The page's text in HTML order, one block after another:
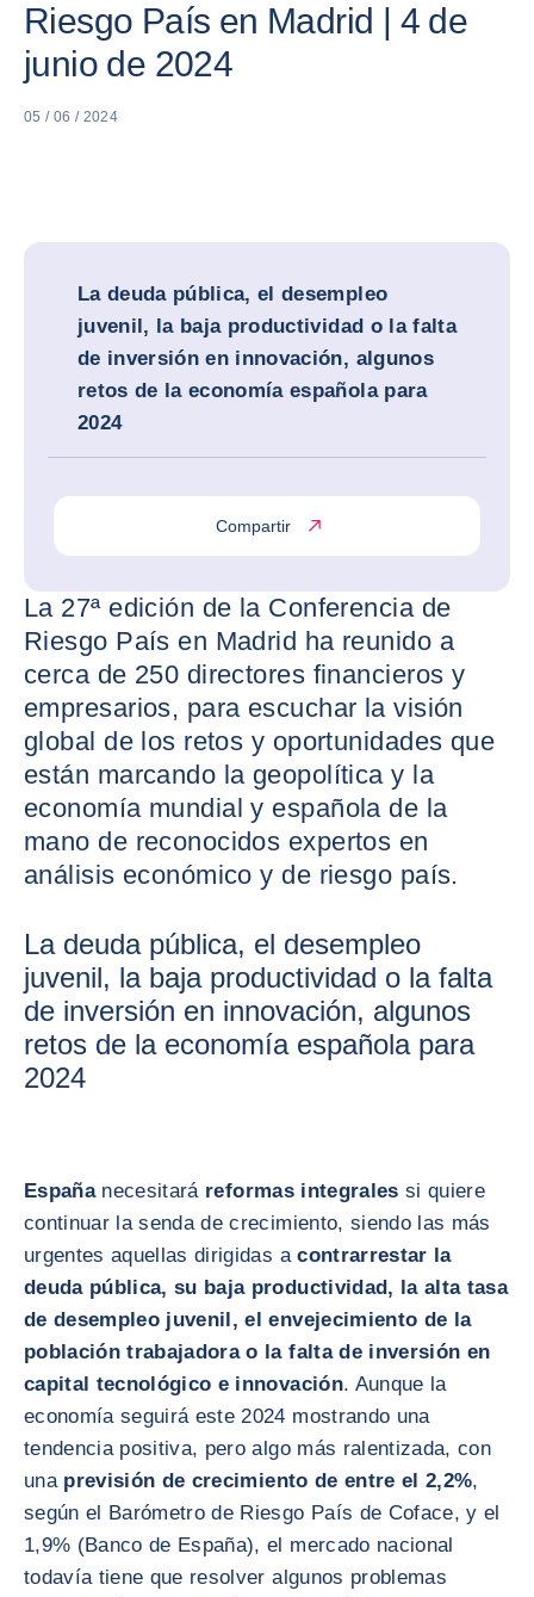
Riesgo País en Madrid | 4 de
junio de 2024
05 / 06 / 2024
La deuda pública, el desempleo
juvenil, la baja productividad o la falta
de inversión en innovación, algunos
retos de la economía española para
2024
Compartir
La 27ª edición de la Conferencia de
Riesgo País en Madrid ha reunido a
cerca de 250 directores financieros y
empresarios, para escuchar la visión
global de los retos y oportunidades que
están marcando la geopolítica y la
economía mundial y española de la
mano de reconocidos expertos en
análisis económico y de riesgo país.
La deuda pública, el desempleo
juvenil, la baja productividad o la falta
de inversión en innovación, algunos
retos de la economía española para
2024
Españanecesitará reformas integrales si quiere
continuar la senda de crecimiento, siendo las más
urgentes aquellas dirigidas acontrarrestar la
deuda pública, su baja productividad, la alta tasa
de desempleo juvenil, el envejecimiento de la
población trabajadora o la falta de inversión en
capital tecnológico e innovación. Aunque la
economía seguirá este 2024 mostrando una
tendencia positiva, pero algo más ralentizada, con
una previsión de crecimiento de entre el 2,2%,
según el Barómetro de Riesgo País de Coface, y el
1,9% (Banco de España), el mercado nacional
todavía tiene que resolver algunos problemas